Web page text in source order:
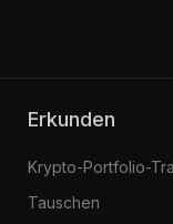
Erkunden
Krypto-Portfolio-
Tauschen